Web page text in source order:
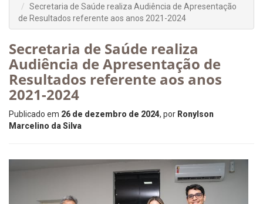
Secretaria de Saúde realiza Audiência de Apresentação
de Resultados referente aos anos 2021-2024
Secretaria de Saúde realiza
Audiência de Apresentação de
Resultados referente aos anos
2021-2024
Publicado em 26 de dezembro de 2024, por Ronylson
Marcelino da Silva